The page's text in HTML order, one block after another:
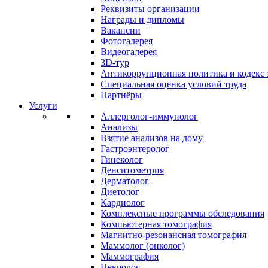
Реквизиты организации
Награды и дипломы
Вакансии
Фотогалерея
Видеогалерея
3D-тур
Антикоррупционная политика и кодекс
Специальная оценка условий труда
Партнёры
Услуги
Аллерголог-иммунолог
Анализы
Взятие анализов на дому
Гастроэнтеролог
Гинеколог
Денситометрия
Дерматолог
Диетолог
Кардиолог
Комплексные программы обследования
Компьютерная томография
Магнитно-резонансная томография
Маммолог (онколог)
Маммография